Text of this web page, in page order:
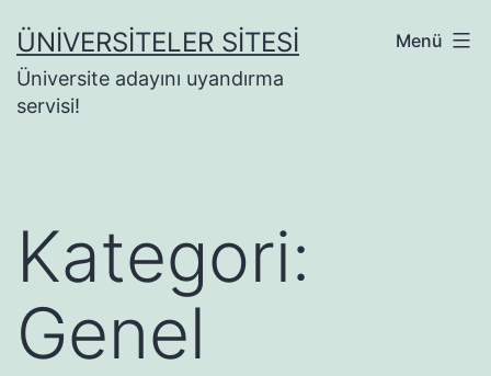
geçÜNIVERSITELER SITESI
Üniversite adayını uyandırma
servisi!
Menü
Kategori:
Genel